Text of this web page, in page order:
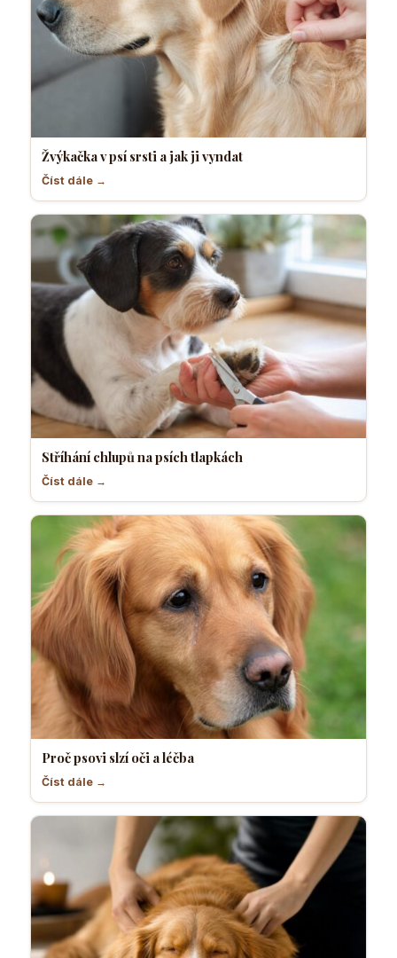
Žvýkačka v psí srsti a jak ji vyndat
Číst dále →
Stříhání chlupů na psích tlapkách
Číst dále →
Proč psovi slzí oči a léčba
Číst dále →